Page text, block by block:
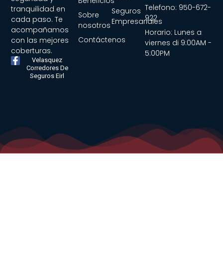
tranquilidad en
cada paso. Te
acompañamos
con las mejores
coberturas.
F
a
f
Velasquez
Corredores De
Seguros Eirl
Seguros
Empresariales
Sobre
nosotros
Contáctenos
Telefono: 950-672-
922
Horario: Lunes a
viernes di 9:00AM -
5:00PM